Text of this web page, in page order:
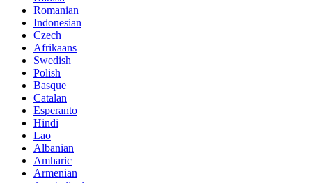
Romanian
Indonesian
Czech
Afrikaans
Swedish
Polish
Basque
Catalan
Esperanto
Hindi
Lao
Albanian
Amharic
Armenian